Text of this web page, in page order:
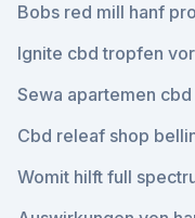
Bobs red mill hanf
Ignite cbd tropfen
Sewa apartemen cbd
Cbd releaf shop
Womit hilft full